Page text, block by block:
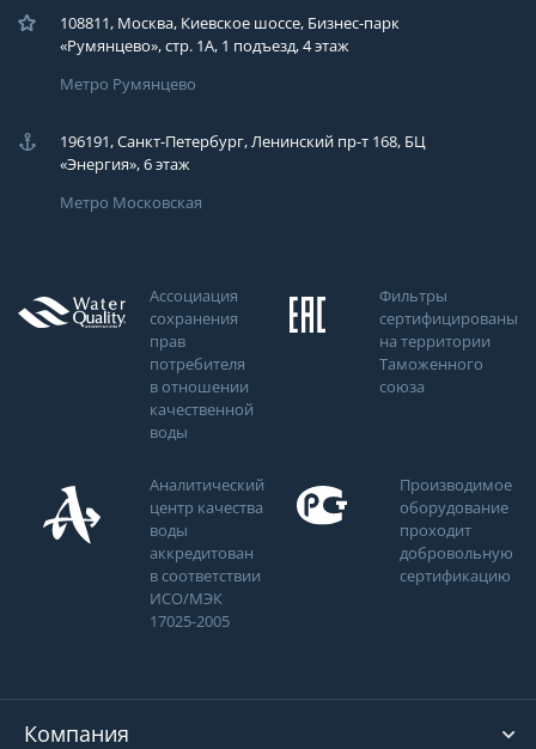
108811, Москва, Киевское шоссе, Бизнес-парк
«Румянцево», стр. 1А, 1 подъезд, 4 этаж
Метро Румянцево
196191, Санкт-Петербург, Ленинский пр-т 168, БЦ
«Энергия», 6 этаж
Метро Московская
Ассоциация
сохранения
прав
потребителя
в отношении
качественной
воды
Фильтры
сертифицированы
на территории
Таможенного
союза
Аналитический
центр качества
воды
аккредитован
в соответствии
ИСО/МЭК
17025-2005
Производимое
оборудование
проходит
добровольную
сертификацию
Компания